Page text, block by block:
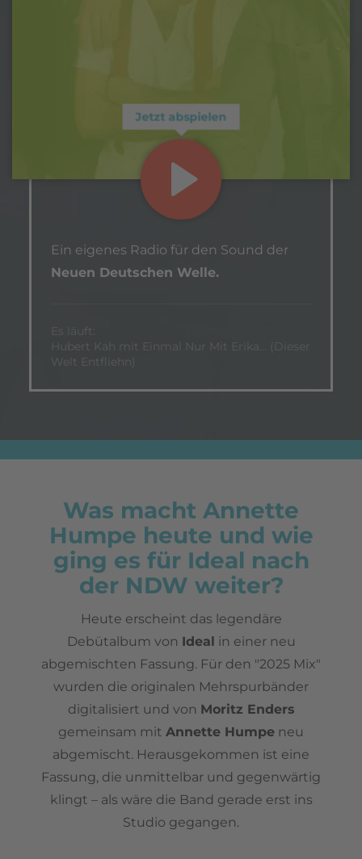
Jetzt abspielen
Ein eigenes Radio für den Sound der
Neuen Deutschen Welle.
Es läuft:
Hubert Kah mit Einmal Nur Mit Erika... (Dieser
Welt Entfliehn)
Was macht Annette
Humpe heute und wie
ging es für Ideal nach
der NDW weiter?
Heute erscheint das legendäre
Debütalbum von Ideal in einer neu
abgemischten Fassung. Für den "2025 Mix"
wurden die originalen Mehrspurbänder
digitalisiert und von Moritz Enders
gemeinsam mit Annette Humpe neu
abgemischt. Herausgekommen ist eine
Fassung, die unmittelbar und gegenwärtig
klingt – als wäre die Band gerade erst ins
Studio gegangen.